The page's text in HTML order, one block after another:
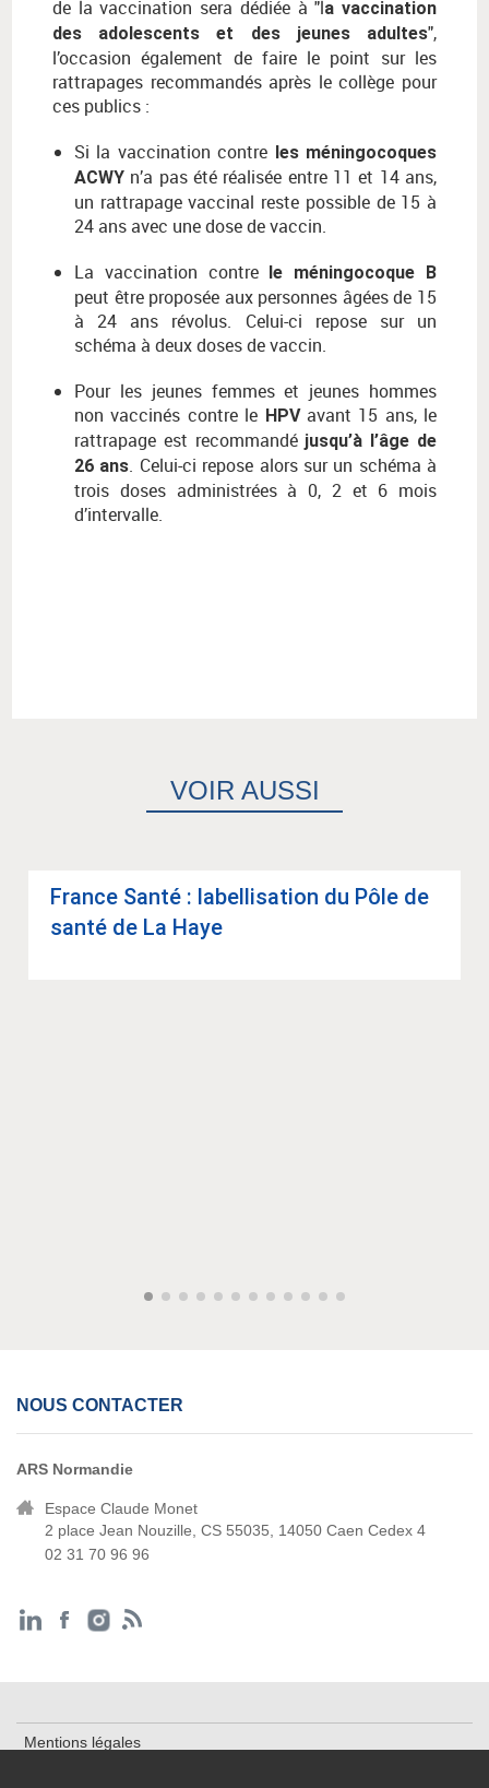
de la vaccination sera dédiée à "la vaccination
des adolescents et des jeunes adultes",
l’occasion également de faire le point sur les
rattrapages recommandés après le collège pour
ces publics :
Si la vaccination contre les méningocoques
ACWY n’a pas été réalisée entre 11 et 14 ans,
un rattrapage vaccinal reste possible de 15 à
24 ans avec une dose de vaccin.
La vaccination contre le méningocoque B
peut être proposée aux personnes âgées de 15
à 24 ans révolus. Celui-ci repose sur un
schéma à deux doses de vaccin.
Pour les jeunes femmes et jeunes hommes
non vaccinés contre le HPV avant 15 ans, le
rattrapage est recommandé jusqu’à l’âge de
26 ans. Celui-ci repose alors sur un schéma à
trois doses administrées à 0, 2 et 6 mois
d’intervalle.
VOIR AUSSI
France Santé : label­li­sa­tion du Pôle de
santé de La Haye
NOUS CONTACTER
ARS Normandie
Espace Claude Monet
2 place Jean Nouzille, CS 55035, 14050 Caen Cedex 4
02 31 70 96 96
Mentions légales